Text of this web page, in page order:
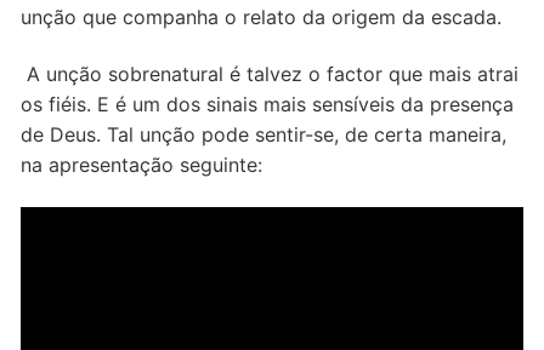
unção que companha o relato da origem da escada.
A unção sobrenatural é talvez o factor que mais atrai
os fiéis. E é um dos sinais mais sensíveis da presença
de Deus. Tal unção pode sentir-se, de certa maneira,
na apresentação seguinte: